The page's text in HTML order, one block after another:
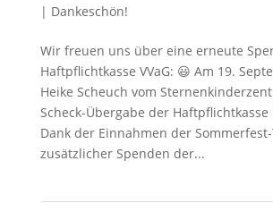
| Dankeschön!
Wir freuen uns über eine erneute
Haftpflichtkasse VVaG: 😃 Am 19.
Heike Scheuch vom
Scheck-Übergabe der
Dank der Einnahmen der
zusätzlicher Spenden der...